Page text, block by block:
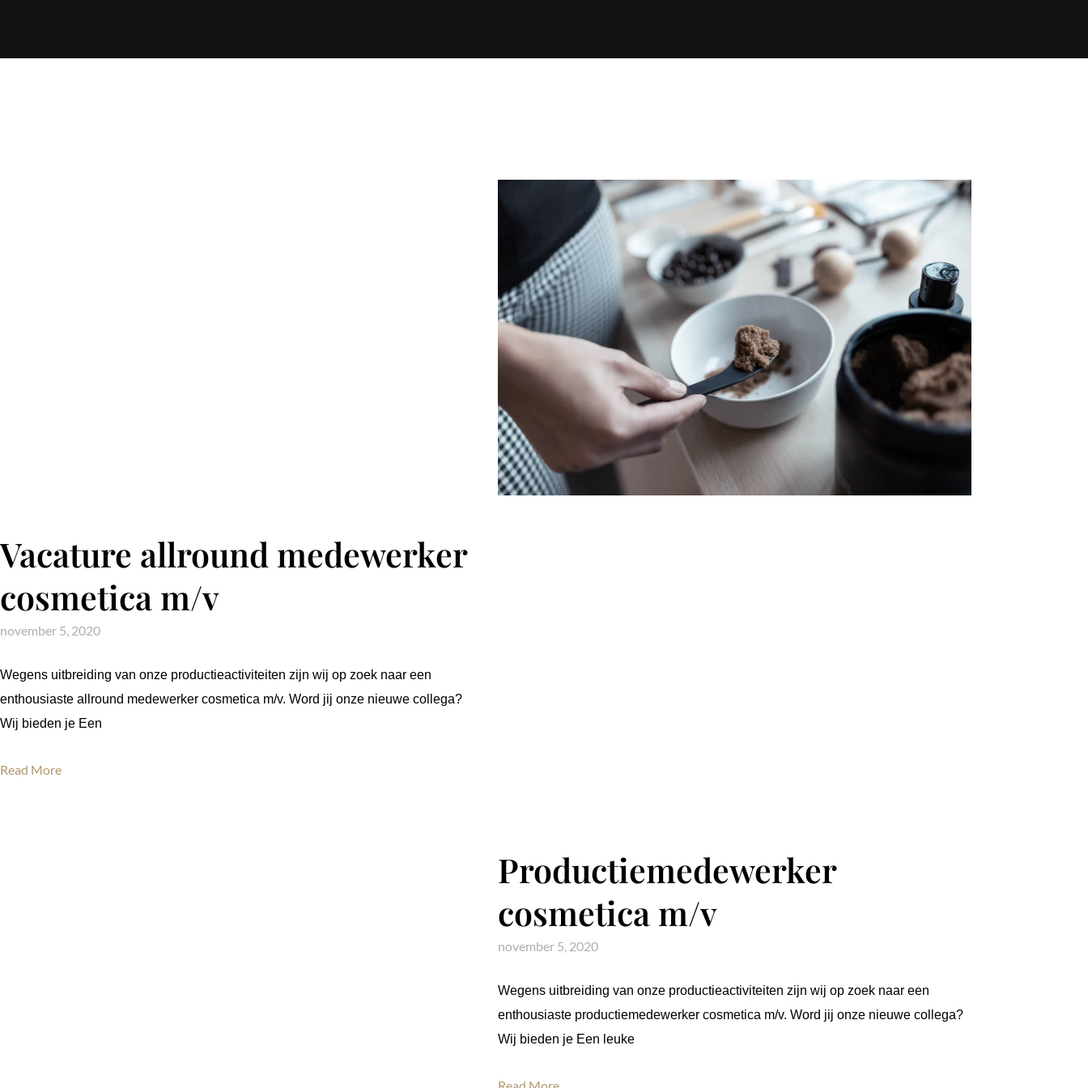
Vacature allround medewerker
cosmetica m/v
november 5, 2020
Wegens uitbreiding van onze productieactiviteiten zijn wij op zoek naar een
enthousiaste allround medewerker cosmetica m/v. Word jij onze nieuwe collega?
Wij bieden je Een
Read More
Productiemedewerker
cosmetica m/v
november 5, 2020
Wegens uitbreiding van onze productieactiviteiten zijn wij op zoek naar een
enthousiaste productiemedewerker cosmetica m/v. Word jij onze nieuwe collega?
Wij bieden je Een leuke